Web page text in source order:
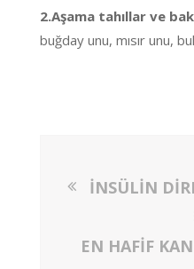
2.Aşama tahıllar ve
buğday unu, mısır unu,